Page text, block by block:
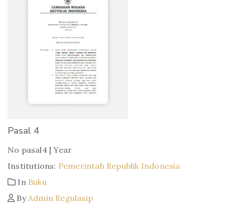
Pasal 4
No pasal4 | Year
Institutions: Pemerintah Republik Indonesia
In Buku
ByAdmin Regulasip